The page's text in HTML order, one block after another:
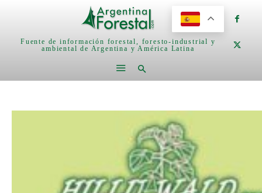
Fuente de información forestal, foresto-industrial y
ambiental de Argentina y América Latina